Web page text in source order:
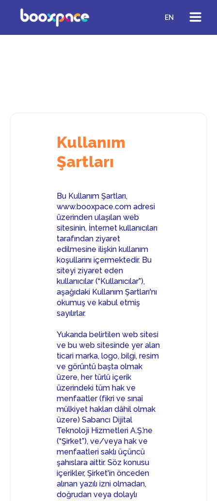
EN
Kullanım
Şartları
Bu Kullanım Şartları,
www.booxpace.com adresi
üzerinden ulaşılan web
sitesinin, İnternet kullanıcıları
tarafından ziyaret
edilmesine ilişkin kullanım
koşullarını içermektedir. Bu
siteyi ziyaret eden
kullanıcılar (“Kullanıcılar”),
aşağıdaki Kullanım Şartları'nı
okumuş ve kabul etmiş
sayılırlar.
Yukarıda belirtilen web sitesi
ve bu web sitesinde yer alan
ticari marka, logo, bilgi, resim
ve görüntü başta olmak
üzere, her türlü içerik
üzerindeki tüm hak ve
menfaatler (fikri ve sınaî
mülkiyet hakları dâhil olmak
üzere) Sabancı Dijital
Teknoloji Hizmetleri A.Ş.’ne
(“Şirket”), ve/veya hak ve
menfaatleri saklı üçüncü
şahıslara aittir. Söz konusu
içerikler, Şirket'in önceden
alınan yazılı izni olmadan,
doğrudan veya dolaylı